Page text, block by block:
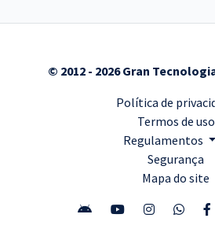
© 2012 - 2026 Gran
Política de
Termos de uso
Regulamentos
Segurança
Mapa do site